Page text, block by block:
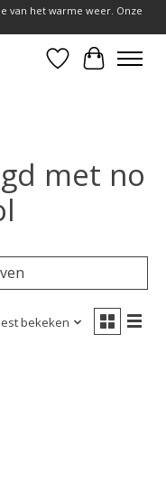
van het warme weer. Onze
Verlanglijst
met no
bekeken